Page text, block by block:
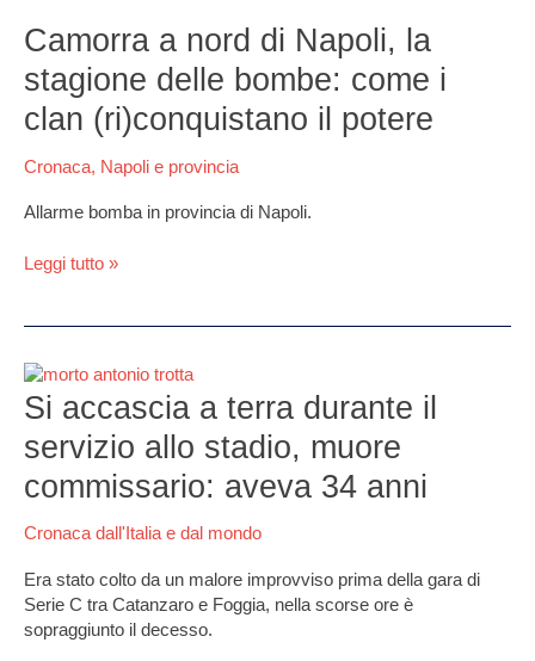
Camorra a nord di Napoli, la
stagione delle bombe: come i
clan (ri)conquistano il potere
Cronaca, Napoli e provincia
Allarme bomba in provincia di Napoli.
a
nord
di
Napoli,
la
stagione
bombe:
i
il
Leggi tutto »
Si accascia a terra durante il
servizio allo stadio, muore
commissario: aveva 34 anni
Cronaca dall'Italia e dal mondo
Era stato colto da un malore improvviso prima della gara di
Serie C tra Catanzaro e Foggia, nella scorse ore è
sopraggiunto il decesso.
Si
accascia
a
terra
il
servizio
stadio,
muore
commissario: